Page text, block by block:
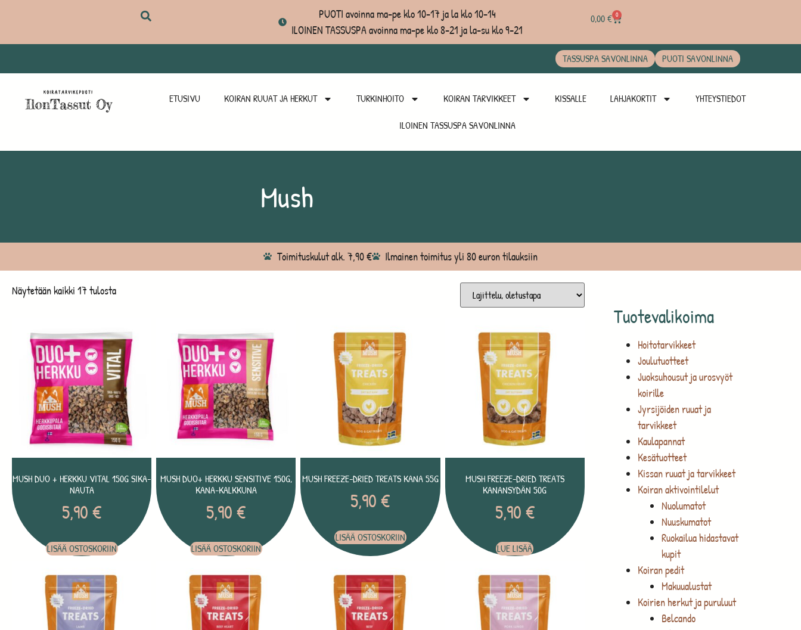
PUOTI avoinna ma-pe klo 10-17 ja la klo 10-14
ILOINEN TASSUSPA avoinna ma-pe klo 8-21 ja la-su klo 9-21
0,00€ 0
TASSUSPA SAVONLINNA PUOTI SAVONLINNA
ETUSIVU KOIRAN RUUAT JA HERKUT TURKINHOITO KOIRAN TARVIKKEET KISSALLE LAHJAKORTIT YHTEYSTIEDOT
ILOINEN TASSUSPA SAVONLINNA
Mush
Toimituskulut alk. 7,90 € Ilmainen toimitus yli 80 euron tilauksiin
Tuotevalikoima
Hoitotarvikkeet
Joulutuotteet
Juoksuhousut ja urosvyöt
koirille
Jyrsijöiden ruuat ja
tarvikkeet
Kaulapannat
Kesätuotteet
Kissan ruuat ja tarvikkeet
Koiran aktivointilelut
Nuolumatot
Nuuskumatot
Ruokailua hidastavat
kupit
Koiran pedit
Makuualustat
Koirien herkut ja puruluut
Belcando
Näytetään kaikki 17 tulosta
MUSH DUO + HERKKU VITAL 150G SIKA-
NAUTA
5,90€
LISÄÄ OSTOSKORIIN
MUSH DUO+ HERKKU SENSITIVE 150G,
KANA-KALKKUNA
5,90€
LISÄÄ OSTOSKORIIN
MUSH FREEZE-DRIED TREATS KANA 55G
5,90€
LISÄÄ OSTOSKORIIN
MUSH FREEZE-DRIED TREATS
KANANSYDÄN 50G
5,90€
LUE LISÄÄ